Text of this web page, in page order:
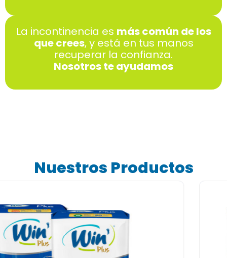
La incontinencia es más común de los
que crees, y está en tus manos
recuperar la confianza.
Nosotros te ayudamos
Nuestros Productos